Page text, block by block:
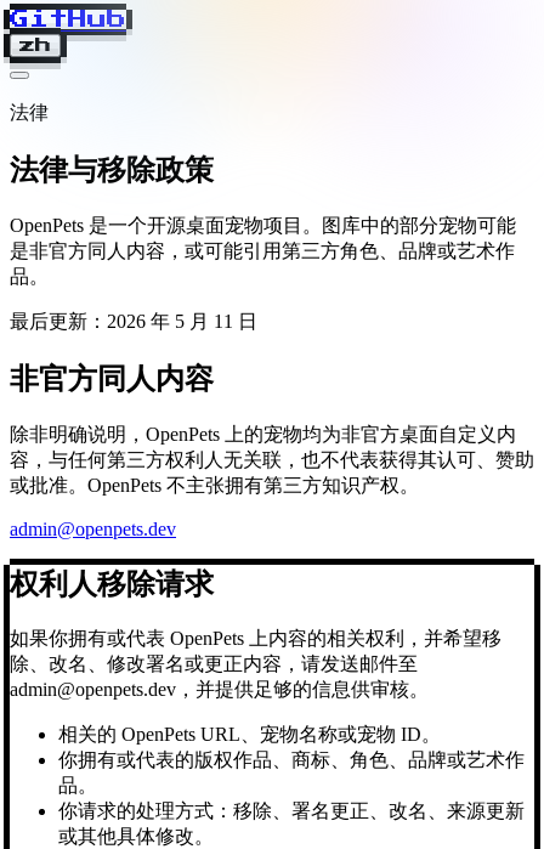
GitHub
zh
法律
法律与移除政策
OpenPets 是一个开源桌面宠物项目。图库中的部分宠物可能
是非官方同人内容，或可能引用第三方角色、品牌或艺术作
品。
最后更新：2026 年 5 月 11 日
非官方同人内容
除非明确说明，OpenPets 上的宠物均为非官方桌面自定义内
容，与任何第三方权利人无关联，也不代表获得其认可、赞助
或批准。OpenPets 不主张拥有第三方知识产权。
admin@openpets.dev
权利人移除请求
如果你拥有或代表 OpenPets 上内容的相关权利，并希望移
除、改名、修改署名或更正内容，请发送邮件至
admin@openpets.dev，并提供足够的信息供审核。
相关的 OpenPets URL、宠物名称或宠物 ID。
你拥有或代表的版权作品、商标、角色、品牌或艺术作
品。
你请求的处理方式：移除、署名更正、改名、来源更新
或其他具体修改。